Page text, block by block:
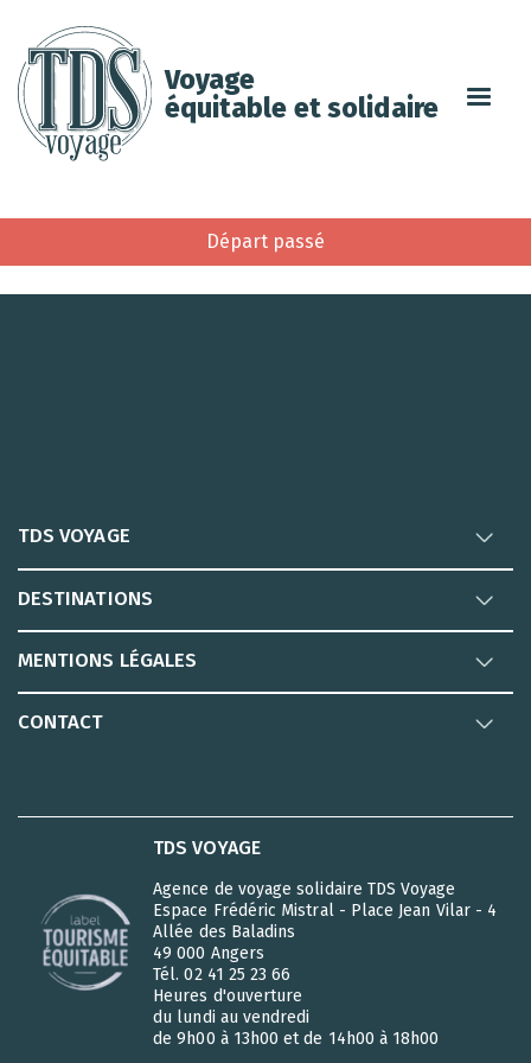
Voyage
équitable et solidaire
Départ passé
TDS VOYAGE
DESTINATIONS
MENTIONS LÉGALES
CONTACT
TDS VOYAGE
Agence de voyage solidaire TDS Voyage
Espace Frédéric Mistral - Place Jean Vilar - 4
Allée des Baladins
49 000 Angers
Tél. 02 41 25 23 66
Heures d'ouverture
du lundi au vendredi
de 9h00 à 13h00 et de 14h00 à 18h00